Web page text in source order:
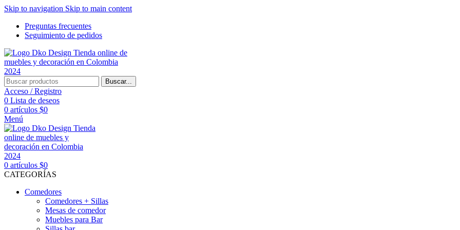
Skip to navigation Skip to main content
Preguntas frecuentes
Seguimiento de pedidos
Buscar...
Acceso / Registro
0 Lista de deseos
0 artículos $0
Menú
0 artículos $0
CATEGORÍAS
Comedores
Comedores + Sillas
Mesas de comedor
Muebles para Bar